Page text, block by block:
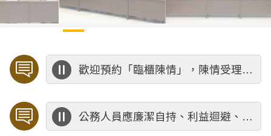
歡迎預約「臨櫃陳情」，陳情受理中心將優先排定人員與您接談，釐清案情爭點後收案處理，以節省您的寶貴時間。
公務人員應廉潔自持、利益迴避、依法公正執行公務～考試院公務人員保障暨培訓委員會～